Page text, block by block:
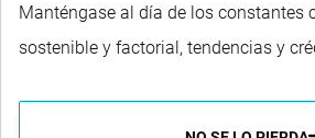
Manténgase al día de los constantes
sostenible y factorial, tendencias y